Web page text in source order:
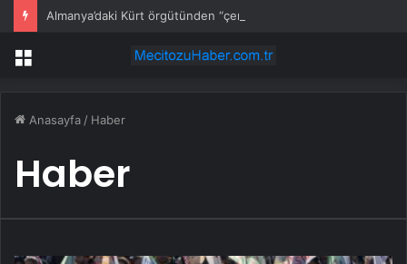
Almanya’daki Kürt örgütünden “çerçeve yasa” açıklaması
Menü
Anasayfa / Haber
Haber